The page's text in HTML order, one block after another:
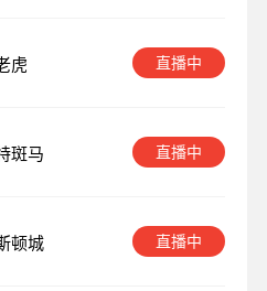
虎 直播中
斑马 直播中
直播中